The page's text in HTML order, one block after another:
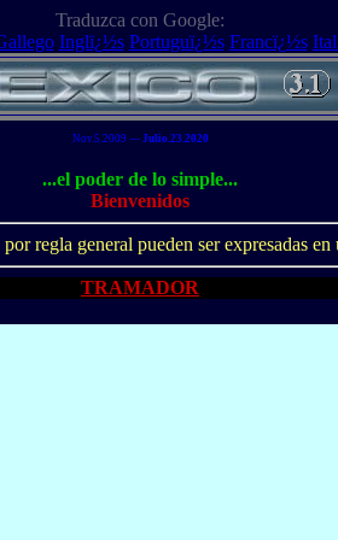
Traduzca con Google:
Inglï¿½s Portuguï¿½s Francï¿½s
Nov.5.2009 --- Julio.23.2020
...el poder de lo simple...
Bienvenidos
regla general pueden ser
TRAMADOR